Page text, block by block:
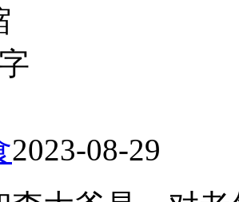
2023-08-29